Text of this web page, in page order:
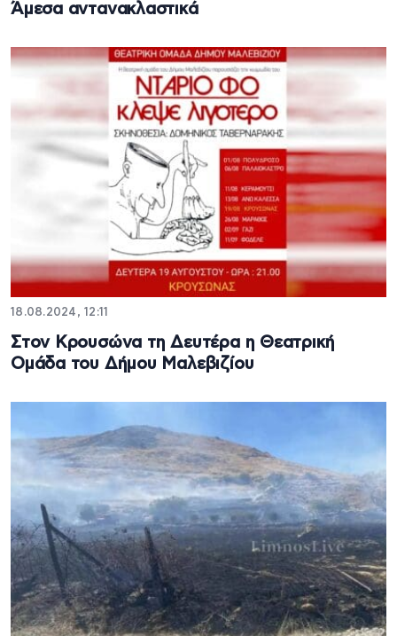
Άμεσα αντανακλαστικά
18.08.2024, 12:11
Στον Κρουσώνα τη Δευτέρα η Θεατρική
Ομάδα του Δήμου Μαλεβιζίου